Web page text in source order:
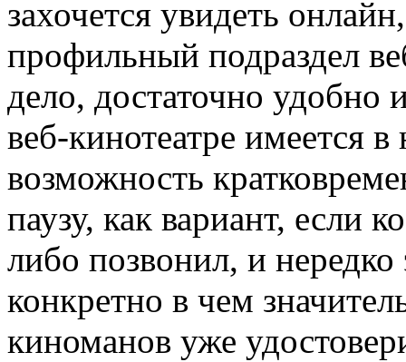
захочется увидеть
профильный подраздел
дело, достаточно удобно
веб-кинотеатре имеется
возможность
паузу, как вариант, если
либо позвонил, и
конкретно в чем
киноманов уже